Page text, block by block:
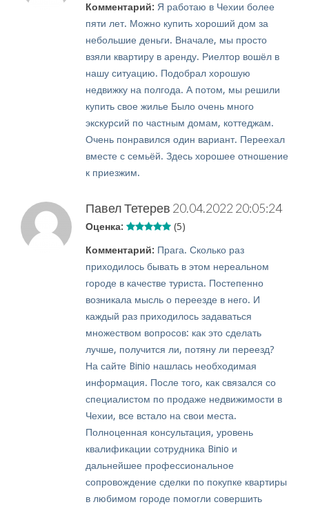
Комментарий: Я работаю в Чехии более
пяти лет. Можно купить хороший дом за
небольшие деньги. Вначале, мы просто
взяли квартиру в аренду. Риелтор вошёл в
нашу ситуацию. Подобрал хорошую
недвижку на полгода. А потом, мы решили
купить свое жилье Было очень много
экскурсий по частным домам, коттеджам.
Очень понравился один вариант. Переехал
вместе с семьёй. Здесь хорошее отношение
к приезжим.
Павел Тетерев 20.04.2022 20:05:24
Оценка: (5)
Комментарий: Прага. Сколько раз
приходилось бывать в этом нереальном
городе в качестве туриста. Постепенно
возникала мысль о переезде в него. И
каждый раз приходилось задаваться
множеством вопросов: как это сделать
лучше, получится ли, потяну ли переезд?
На сайте Binio нашлась необходимая
информация. После того, как связался со
специалистом по продаже недвижимости в
Чехии, все встало на свои места.
Полноценная консультация, уровень
квалификации сотрудника Binio и
дальнейшее профессиональное
сопровождение сделки по покупке квартиры
в любимом городе помогли совершить